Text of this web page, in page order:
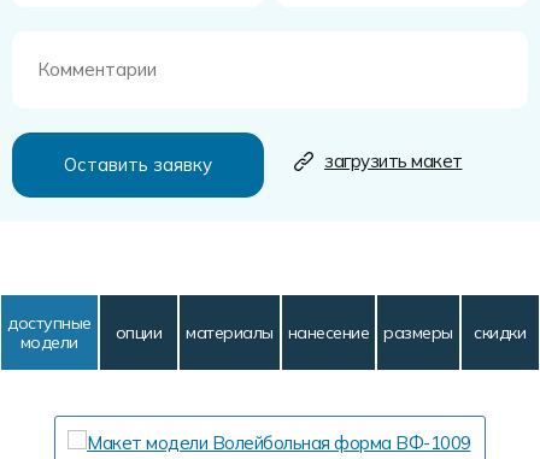
загрузить макет
доступные
модели
опции материалы нанесение размеры скидки